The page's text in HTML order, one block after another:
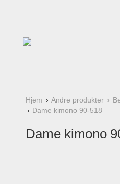
Hjem Andre produkter
Dame kimono 90-518
Dame kimono